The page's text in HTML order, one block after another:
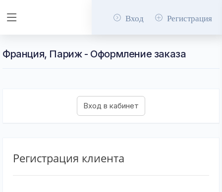
Вход Регистрация
Франция, Париж - Оформление заказа
Регистрация клиента